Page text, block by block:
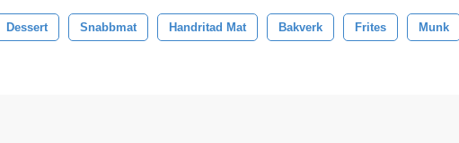
Dessert Snabbmat Handritad Mat Bakverk Frites Munk